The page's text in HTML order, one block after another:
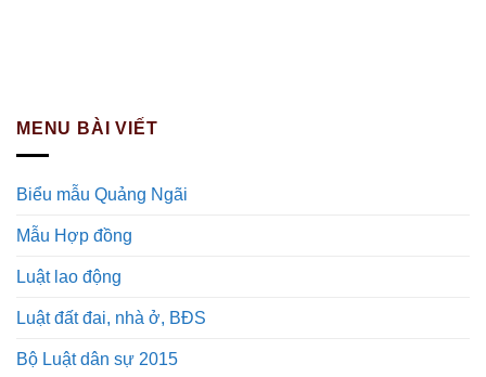
MENU BÀI VIẾT
Biểu mẫu Quảng Ngãi
Mẫu Hợp đồng
Luật lao động
Luật đất đai, nhà ở, BĐS
Bộ Luật dân sự 2015